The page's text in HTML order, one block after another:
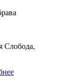
Слобода,